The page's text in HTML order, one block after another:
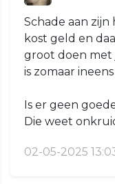
Schade aan
kost geld en
groot doen met
is zomaar
Is er geen
Die weet
02-05-2025